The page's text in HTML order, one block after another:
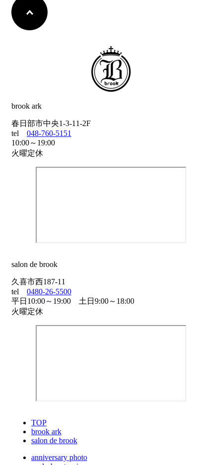
brook ark
春日部市中央1-3-11-2F
tel 048-760-5151
10:00～19:00
火曜定休
salon de brook
久喜市西187-11
tel 0480-26-5500
平日10:00～19:00 土日9:00～18:00
火曜定休
TOP
brook ark
salon de brook
anniversary photo